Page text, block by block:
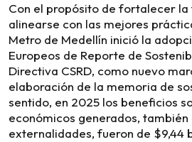
Con el propósito de fortalecer la
alinearse con las mejores
Metro de Medellín inició la
Europeos de Reporte de
Directiva CSRD, como nuevo
elaboración de la memoria de
sentido, en 2025 los beneficios
económicos generados,
externalidades, fueron de $9,44